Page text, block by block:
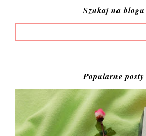
Szukaj na blogu
Popularne posty